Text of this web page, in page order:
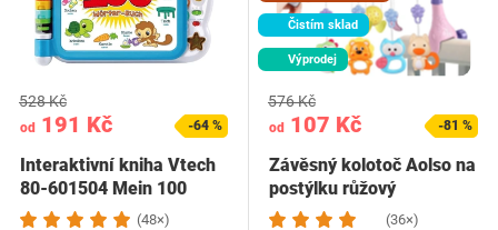
od 191 Kč
528 Kč
-64 %
Interaktivní kniha Vtech
80-601504 Mein 100
(48×)
Čistím sklad
Výprodej
od 107 Kč
576 Kč
-81 %
Závěsný kolotoč Aolso na
postýlku růžový
(36×)